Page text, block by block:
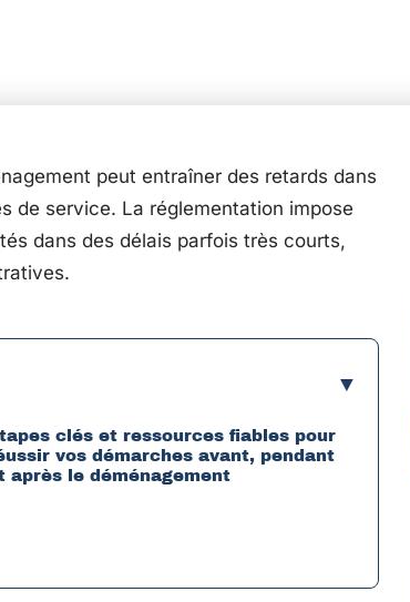
peut entraîner des retards dans
de service. La réglementation impose
dans des délais parfois très courts,
clés et ressources fiables pour
vos démarches avant, pendant
après le déménagement